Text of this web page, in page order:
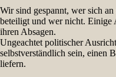
Wir sind gespannt, wer sich
beteiligt und wer nicht. Einige
ihren Absagen.
Ungeachtet politischer
selbstverständlich sein, einen
liefern.